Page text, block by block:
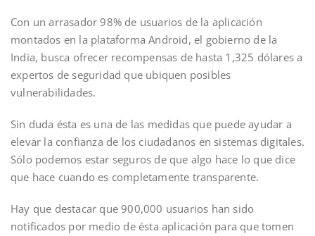
Con un arrasador 98% de usuarios de la aplicación
montados en la plataforma Android, el gobierno de la
India, busca ofrecer recompensas de hasta 1,325 dólares a
expertos de seguridad que ubiquen posibles
vulnerabilidades.
Sin duda ésta es una de las medidas que puede ayudar a
elevar la confianza de los ciudadanos en sistemas digitales.
Sólo podemos estar seguros de que algo hace lo que dice
que hace cuando es completamente transparente.
Hay que destacar que 900,000 usuarios han sido
notificados por medio de ésta aplicación para que tomen